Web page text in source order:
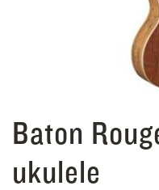
Baton
ukulele